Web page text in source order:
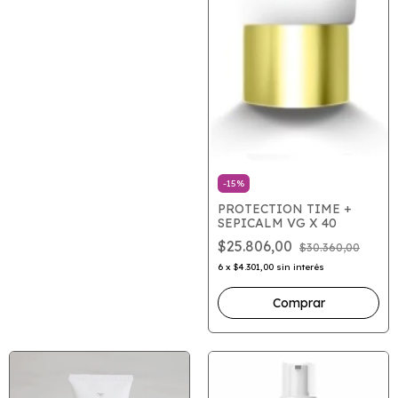
-15%
PROTECTION TIME +
SEPICALM VG X 40
$25.806,00 $30.360,00
6 x $4.301,00 sin interés